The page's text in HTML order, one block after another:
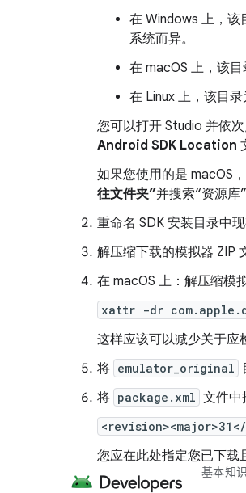
在 Windows 上，该
系统而异。
在 macOS 上，该目
在 Linux 上，该目录
您可以打开 Studio 并依
Android SDK Location
如果您使用的是 macOS
往文件夹”并搜索“资源库”
重命名 SDK 安装目录中
解压缩下载的模拟器 ZIP
在 macOS 上：解压缩模
xattr -dr
这样应该可以减少关于应
将 emulator_original
将 package.xml 文件中
您应在此处指定您已下载